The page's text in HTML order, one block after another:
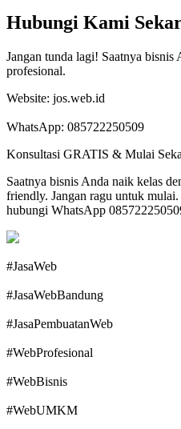
Hubungi Kami
Jangan tunda lagi! Saatnya
profesional.
Website: jos.web.id
WhatsApp: 085722250509
Konsultasi GRATIS & Mulai
Saatnya bisnis Anda naik kelas
friendly. Jangan ragu untuk
hubungi WhatsApp
#JasaWeb
#JasaWebBandung
#JasaPembuatanWeb
#WebProfesional
#WebBisnis
#WebUMKM